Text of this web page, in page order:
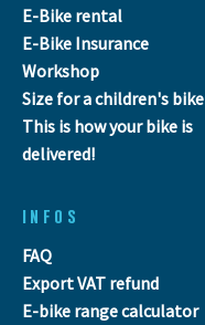
E-Bike rental
E-Bike Insurance
Workshop
Size for a children's bike
This is how your bike is
delivered!
INFOS
FAQ
Export VAT refund
E-bike range calculator